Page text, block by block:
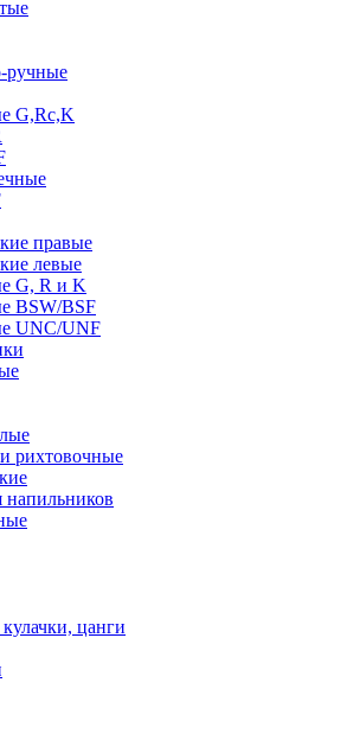
G,Rc,K
правые
левые
G, R и K
BSW/BSF
UNC/UNF
рихтовочные
напильников
цанги